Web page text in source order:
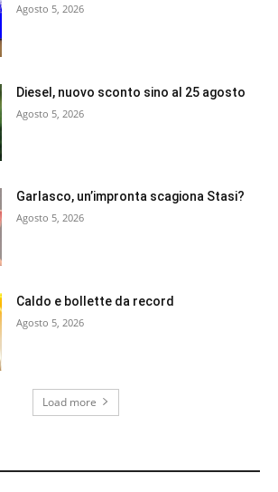
Agosto 5, 2026
Diesel, nuovo sconto sino al 25 agosto
Agosto 5, 2026
Garlasco, un’impronta scagiona Stasi?
Agosto 5, 2026
Caldo e bollette da record
Agosto 5, 2026
Load more